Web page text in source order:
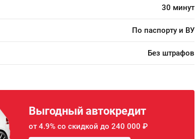
30 минут
По паспорту и ВУ
Без штрафов
Выгодный автокредит
от 4.9% со скидкой до 240 000 ₽